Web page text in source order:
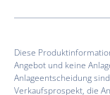
Diese
Angebot und keine
Anlageentscheidung
Verkaufsprospekt, die